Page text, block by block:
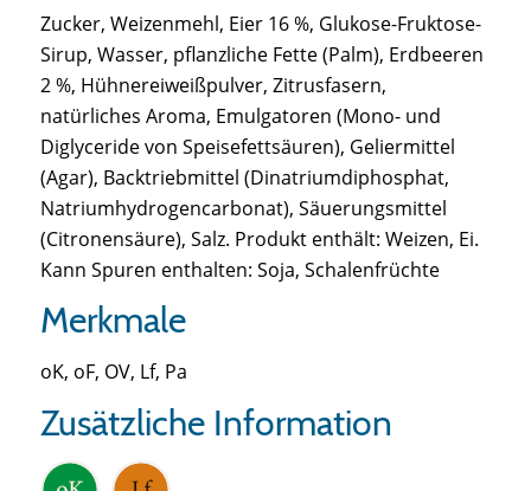
Zucker, Weizenmehl, Eier 16 %, Glukose-Fruktose-
Sirup, Wasser, pflanzliche Fette (Palm), Erdbeeren
2 %, Hühnereiweißpulver, Zitrusfasern,
natürliches Aroma, Emulgatoren (Mono- und
Diglyceride von Speisefettsäuren), Geliermittel
(Agar), Backtriebmittel (Dinatriumdiphosphat,
Natriumhydrogencarbonat), Säuerungsmittel
(Citronensäure), Salz. Produkt enthält: Weizen, Ei.
Kann Spuren enthalten: Soja, Schalenfrüchte
Merkmale
oK, oF, OV, Lf, Pa
Zusätzliche Information